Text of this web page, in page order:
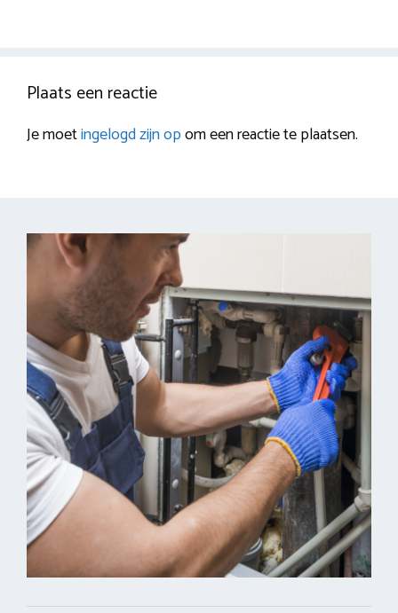
Plaats een reactie
Je moetingelogd zijn opom een reactie te plaatsen.